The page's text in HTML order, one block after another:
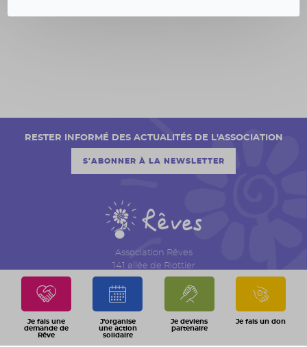
Je fais une
demande de
Rêve
J'organise
une action
solidaire
Je deviens
partenaire
Je fais un don
Association Rêves
141 allée de Riottier
CS 7007 – Limas
69651 Villefranche sur Saône Cedex
04 74 06 30 00
RESTER INFORMÉ DES ACTUALITÉS DE L'ASSOCIATION
S'ABONNER À LA NEWSLETTER